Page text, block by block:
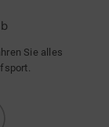
Sie alles